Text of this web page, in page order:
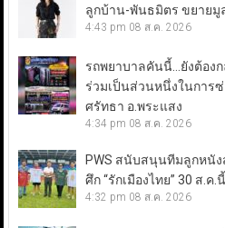
ลูกบ้าน-พันธมิตร ขยายมู
4:43 pm 08 ส.ค. 2026
รถพยาบาลคันนี้…ยังต้อง
ร่วมเป็นส่วนหนึ่งในการ
ศรัทธา อ.พระแสง
4:34 pm 08 ส.ค. 2026
PWS สนับสนุนทีมลูกหนั
ศึก “รักเมืองไทย” 30 ส.ค.นี้
4:32 pm 08 ส.ค. 2026